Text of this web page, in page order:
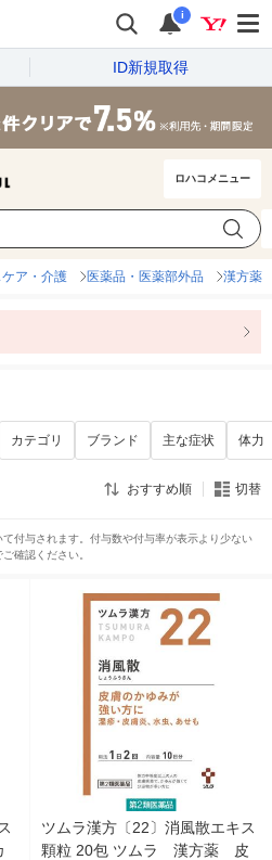
i
ID新規取得
ロハコメニュー
体力
ア・介護 医薬品・医薬部外品 漢方薬
カテゴリ ブランド 主な症状 体力
おすすめ順 切替
付与されます。付与数や付与率が表示より少ない
確認ください。
ツムラ漢方〔22〕消風散エキス
顆粒 20包 ツムラ 漢方薬 皮